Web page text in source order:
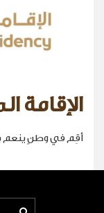
الإقامة
أقِم في وطنٍ ينعم